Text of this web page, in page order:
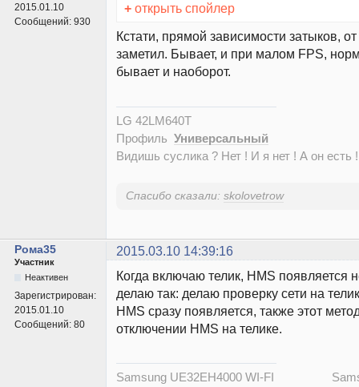
2015.01.10
Сообщений: 930
+ открыть спойлер
Кстати, прямой зависимости затыков,
заметил. Бывает, и при малом FPS,
бывает и наоборот.
LG 42LM640T
Профиль Универсальный
Видишь суслика ? Нет ! И я нет ! А он есть
Спасибо сказали: skolovetrow
Рома35 2015.03.10 14:39:16
Участник
Неактивен
Зарегистрирован:
2015.01.10
Сообщений: 80
Когда включаю телик, HMS появляется
делаю так: делаю проверку сети на
HMS сразу появляется, также этот
отключении HMS на телике.
Samsung UE32EH4000 WI-FI